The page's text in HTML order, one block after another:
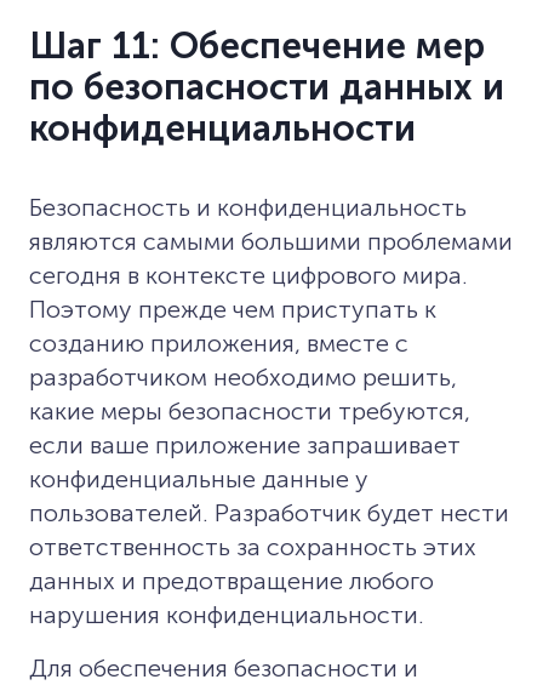
Шаг 11: Обеспечение мер
по безопасности данных и
конфиденциальности
Безопасность и конфиденциальность
являются самыми большими проблемами
сегодня в контексте цифрового мира.
Поэтому прежде чем приступать к
созданию приложения, вместе с
разработчиком необходимо решить,
какие меры безопасности требуются,
если ваше приложение запрашивает
конфиденциальные данные у
пользователей. Разработчик будет нести
ответственность за сохранность этих
данных и предотвращение любого
нарушения конфиденциальности.
Для обеспечения безопасности и